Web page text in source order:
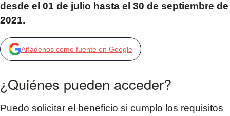
desde el 01 de julio hasta el 30 de septiembre de
2021.
Añadenos como fuente en Google
¿Quiénes pueden acceder?
Puedo solicitar el beneficio si cumplo los requisitos